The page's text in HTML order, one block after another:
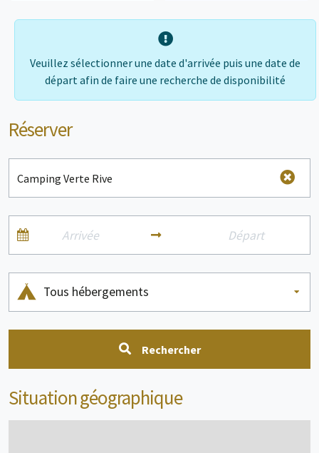
Veuillez sélectionner une date d'arrivée puis une date de
départ afin de faire une recherche de disponibilité
Réserver
Tous hébergements
Rechercher
Situation géographique